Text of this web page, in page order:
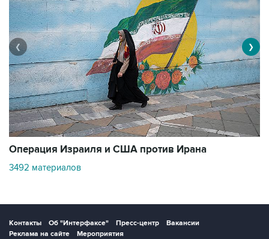
Операция Израиля и США против Ирана
3492 материалов
❮ ❯
Контакты Об "Интерфаксе" Пресс-центр
Вакансии
Реклама на сайте
Мероприятия